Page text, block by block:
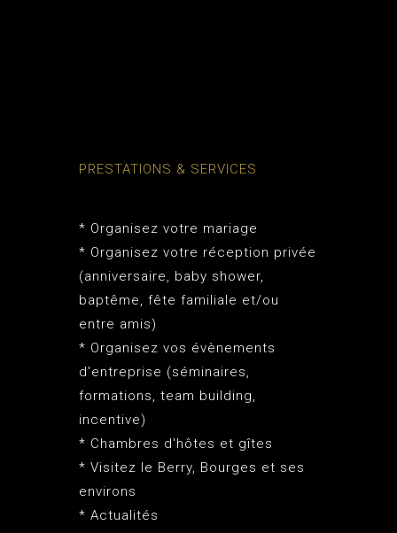
PRESTATIONS & SERVICES
* Organisez votre mariage
* Organisez votre réception privée
(anniversaire, baby shower,
baptême, fête familiale et/ou
entre amis)
* Organisez vos évènements
d'entreprise (séminaires,
formations, team building,
incentive)
* Chambres d'hôtes et gîtes
* Visitez le Berry, Bourges et ses
environs
* Actualités